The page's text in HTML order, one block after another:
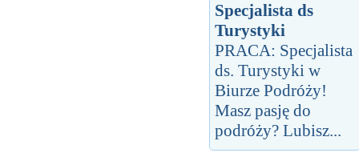
Specjalista ds
Turystyki
PRACA: Specjalista
ds. Turystyki w
Biurze Podróży!
Masz pasję do
podróży? Lubisz...